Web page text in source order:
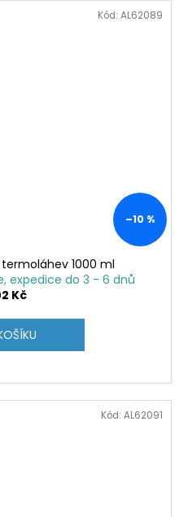
–10 %
termoláhev 1000 ml
expedice do 3 - 6 dnů
Kč
Kód: AL62089
Kód: AL62091